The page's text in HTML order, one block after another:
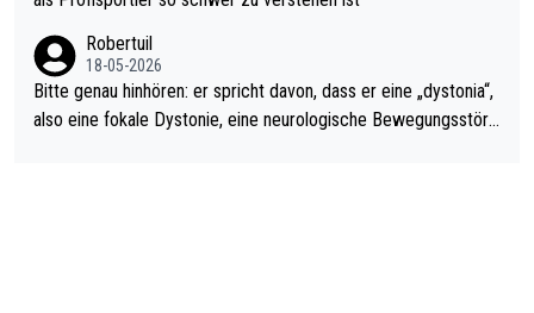
Robertuil
18-05-2026
Bitte genau hinhören: er spricht davon, dass er eine „dystonia“,
also eine fokale Dystonie, eine neurologische Bewegungsstöru